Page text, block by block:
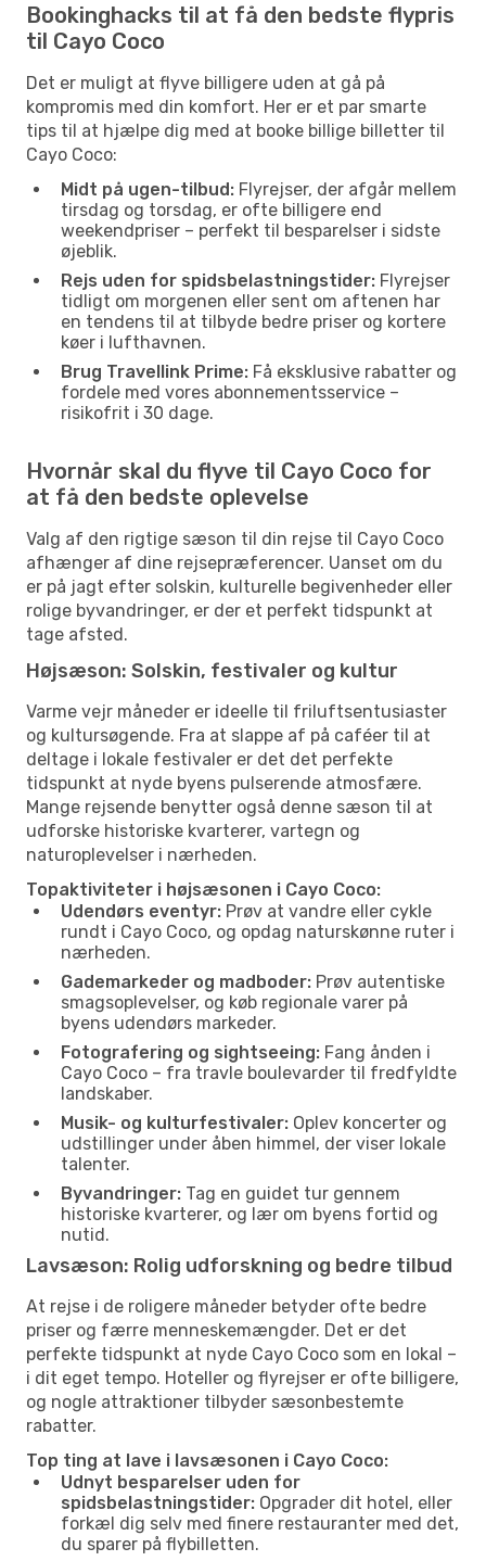
Bookinghacks til at få den bedste flypris
til Cayo Coco
Det er muligt at flyve billigere uden at gå på
kompromis med din komfort. Her er et par smarte
tips til at hjælpe dig med at booke billige billetter til
Cayo Coco:
Midt på ugen-tilbud: Flyrejser, der afgår mellem
tirsdag og torsdag, er ofte billigere end
weekendpriser – perfekt til besparelser i sidste
øjeblik.
Rejs uden for spidsbelastningstider: Flyrejser
tidligt om morgenen eller sent om aftenen har
en tendens til at tilbyde bedre priser og kortere
køer i lufthavnen.
Brug Travellink Prime: Få eksklusive rabatter og
fordele med vores abonnementsservice –
risikofrit i 30 dage.
Hvornår skal du flyve til Cayo Coco for
at få den bedste oplevelse
Valg af den rigtige sæson til din rejse til Cayo Coco
afhænger af dine rejsepræferencer. Uanset om du
er på jagt efter solskin, kulturelle begivenheder eller
rolige byvandringer, er der et perfekt tidspunkt at
tage afsted.
Højsæson: Solskin, festivaler og kultur
Varme vejr måneder er ideelle til friluftsentusiaster
og kultursøgende. Fra at slappe af på caféer til at
deltage i lokale festivaler er det det perfekte
tidspunkt at nyde byens pulserende atmosfære.
Mange rejsende benytter også denne sæson til at
udforske historiske kvarterer, vartegn og
naturoplevelser i nærheden.
Topaktiviteter i højsæsonen i Cayo Coco:
Udendørs eventyr: Prøv at vandre eller cykle
rundt i Cayo Coco, og opdag naturskønne ruter i
nærheden.
Gademarkeder og madboder: Prøv autentiske
smagsoplevelser, og køb regionale varer på
byens udendørs markeder.
Fotografering og sightseeing: Fang ånden i
Cayo Coco – fra travle boulevarder til fredfyldte
landskaber.
Musik- og kulturfestivaler: Oplev koncerter og
udstillinger under åben himmel, der viser lokale
talenter.
Byvandringer: Tag en guidet tur gennem
historiske kvarterer, og lær om byens fortid og
nutid.
Lavsæson: Rolig udforskning og bedre tilbud
At rejse i de roligere måneder betyder ofte bedre
priser og færre menneskemængder. Det er det
perfekte tidspunkt at nyde Cayo Coco som en lokal –
i dit eget tempo. Hoteller og flyrejser er ofte billigere,
og nogle attraktioner tilbyder sæsonbestemte
rabatter.
Top ting at lave i lavsæsonen i Cayo Coco:
Udnyt besparelser uden for
spidsbelastningstider: Opgrader dit hotel, eller
forkæl dig selv med finere restauranter med det,
du sparer på flybilletten.